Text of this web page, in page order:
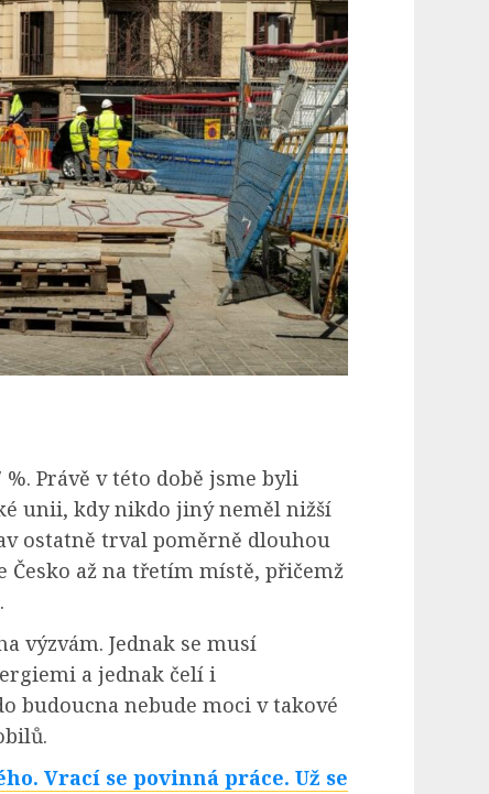
Právě v této době jsme byli
unii, kdy nikdo jiný neměl nižší
ostatně trval poměrně dlouhou
Česko až na třetím místě, přičemž
výzvám. Jednak se musí
a jednak čelí i
budoucna nebude moci v takové
Vrací se povinná práce. Už se